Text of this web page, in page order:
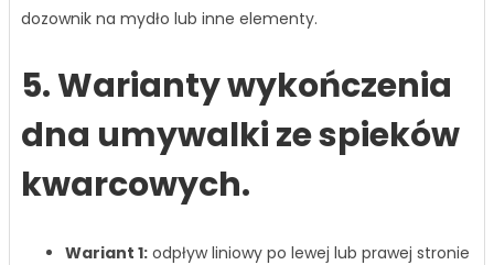
dozownik na mydło lub inne elementy.
5. Warianty wykończenia
dna umywalki ze spieków
kwarcowych.
Wariant 1: odpływ liniowy po lewej lub prawej stronie